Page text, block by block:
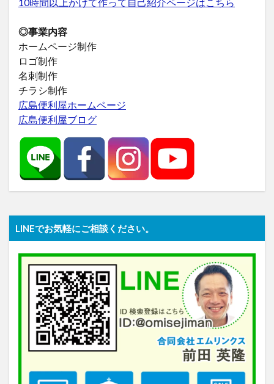
◎事業内容
ホームページ制作
ロゴ制作
名刺制作
チラシ制作
広島便利屋ホームページ
広島便利屋ブログ
LINEでお気軽にご相談ください。